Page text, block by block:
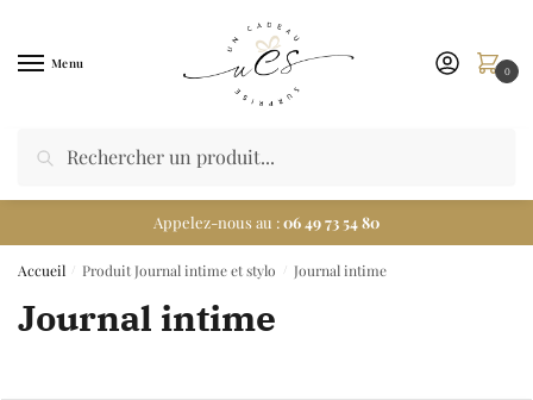
Menu 0
Appelez-nous au :06 49 73 54 80
Accueil Produit Journal intime et stylo Journal intime
Journal intime